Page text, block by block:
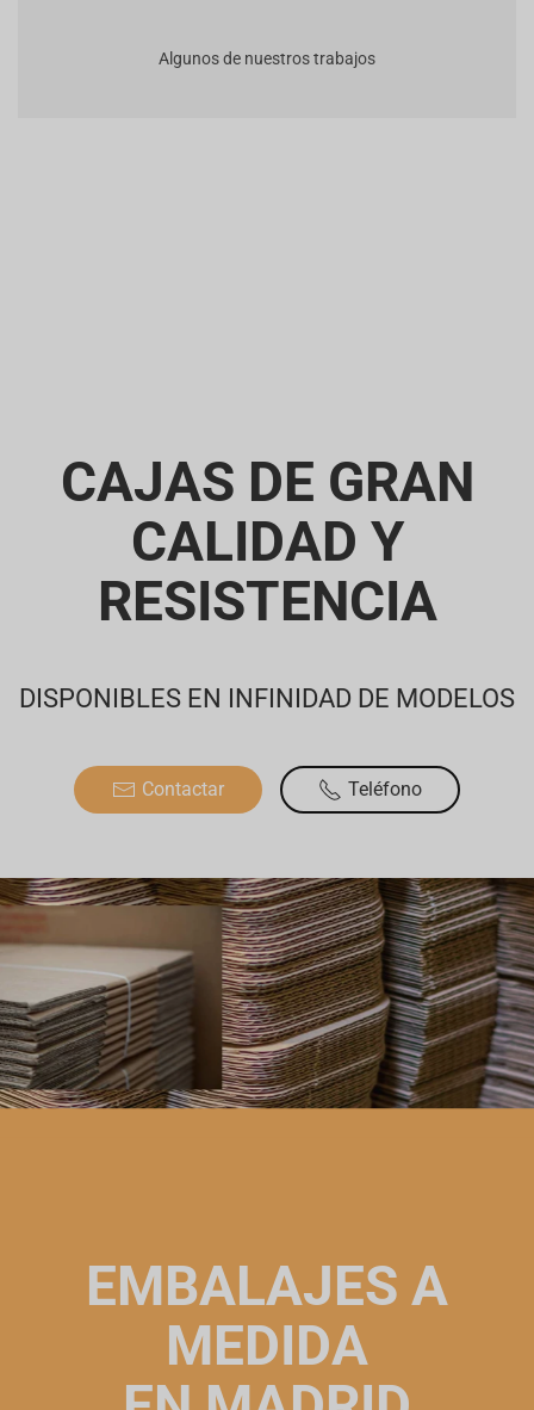
Algunos de nuestros trabajos
CAJAS DE GRAN
CALIDAD Y
RESISTENCIA
DISPONIBLES EN INFINIDAD DE MODELOS
Contactar Teléfono
EMBALAJES A
MEDIDA